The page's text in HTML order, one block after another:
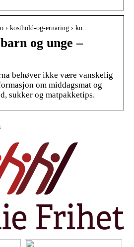
› kosthold-og-ernaring › ko…
og unge –
behøver ikke være vanskelig
om middagsmat og
sukker og matpakketips.